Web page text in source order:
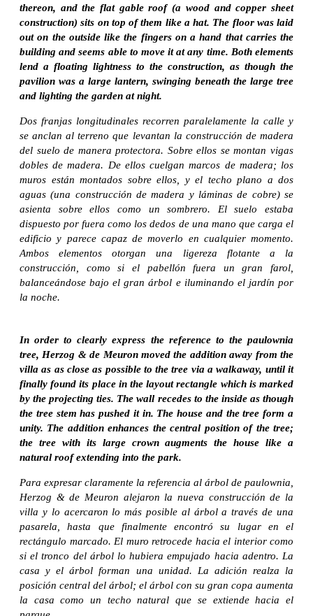
thereon, and the flat gable roof (a wood and copper sheet
construction) sits on top of them like a hat. The floor was laid
out on the outside like the fingers on a hand that carries the
building and seems able to move it at any time. Both elements
lend a floating lightness to the construction, as though the
pavilion was a large lantern, swinging beneath the large tree
and lighting the garden at night.
Dos franjas longitudinales recorren paralelamente la calle y
se anclan al terreno que levantan la construcción de madera
del suelo de manera protectora. Sobre ellos se montan vigas
dobles de madera. De ellos cuelgan marcos de madera; los
muros están montados sobre ellos, y el techo plano a dos
aguas (una construcción de madera y láminas de cobre) se
asienta sobre ellos como un sombrero. El suelo estaba
dispuesto por fuera como los dedos de una mano que carga el
edificio y parece capaz de moverlo en cualquier momento.
Ambos elementos otorgan una ligereza flotante a la
construcción, como si el pabellón fuera un gran farol,
balanceándose bajo el gran árbol e iluminando el jardín por
la noche.
In order to clearly express the reference to the paulownia
tree, Herzog & de Meuron moved the addition away from the
villa as as close as possible to the tree via a walkaway, until it
finally found its place in the layout rectangle which is marked
by the projecting ties. The wall recedes to the inside as though
the tree stem has pushed it in. The house and the tree form a
unity. The addition enhances the central position of the tree;
the tree with its large crown augments the house like a
natural roof extending into the park.
Para expresar claramente la referencia al árbol de paulownia,
Herzog & de Meuron alejaron la nueva construcción de la
villa y lo acercaron lo más posible al árbol a través de una
pasarela, hasta que finalmente encontró su lugar en el
rectángulo marcado. El muro retrocede hacia el interior como
si el tronco del árbol lo hubiera empujado hacia adentro. La
casa y el árbol forman una unidad. La adición realza la
posición central del árbol; el árbol con su gran copa aumenta
la casa como un techo natural que se extiende hacia el